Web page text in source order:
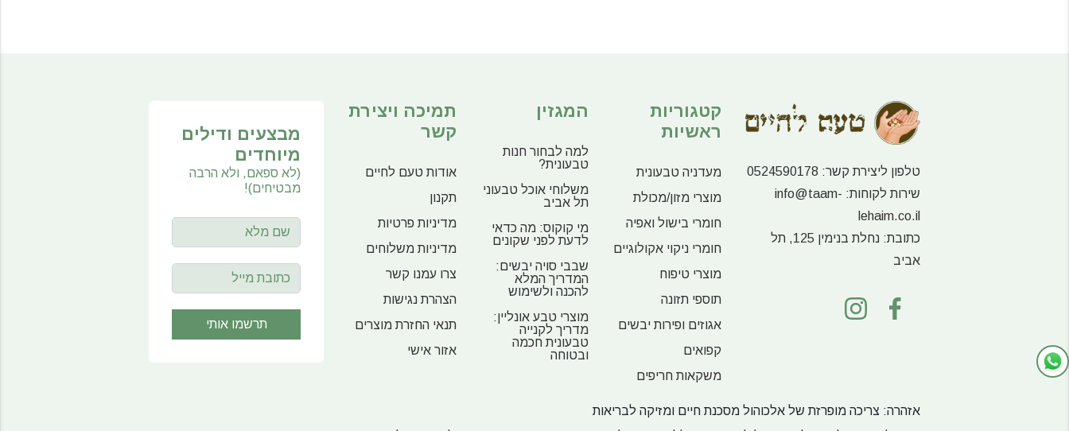
טלפון ליצירת קשר: 0524590178
שירות לקוחות: info@taam-
lehaim.co.il
כתובת:
נחלת בנימין 125, תל
אביב
קטגוריות
ראשיות
מעדניה טבעונית
מוצרי מזון/מכולת
חומרי בישול ואפיה
חומרי ניקוי אקולוגיים
מוצרי טיפוח
תוספי תזונה
אגוזים ופירות יבשים
קפואים
משקאות חריפים
המגזין
למה לבחור חנות
טבעונית?
משלוחי אוכל טבעוני
תל אביב
מי קוקוס: מה כדאי
לדעת לפני שקונים
שבבי סויה יבשים:
המדריך המלא
להכנה ולשימוש
מוצרי טבע אונליין:
מדריך לקנייה
טבעונית חכמה
ובטוחה
תמיכה ויצירת
קשר
אודות טעם לחיים
תקנון
מדיניות פרטיות
מדיניות משלוחים
צרו עמנו קשר
הצהרת נגישות
תנאי החזרת מוצרים
אזור אישי
מבצעים ודילים
מיוחדים
(לא ספאם, ולא הרבה
מבטיחים)!
אזהרה: צריכה מופרזת של אלכוהול מסכנת חיים ומזיקה לבריאות